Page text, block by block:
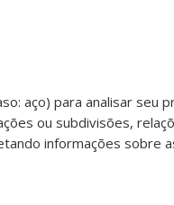
aço) para analisar seu
ou subdivisões,
informações sobre